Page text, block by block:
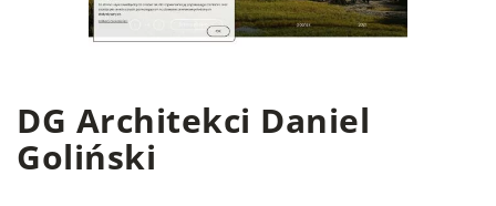
DG Architekci Daniel
Goliński